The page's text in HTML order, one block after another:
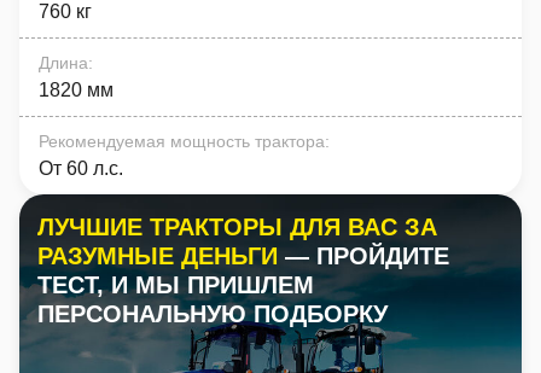
760 кг
Длина:
1820 мм
Рекомендуемая мощность трактора:
От 60 л.с.
ЛУЧШИЕ ТРАКТОРЫ ДЛЯ ВАС ЗА
РАЗУМНЫЕ ДЕНЬГИ — ПРОЙДИТЕ
ТЕСТ, И МЫ ПРИШЛЕМ
ПЕРСОНАЛЬНУЮ ПОДБОРКУ